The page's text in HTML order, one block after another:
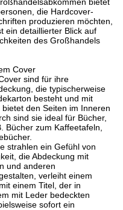
die Hardcover-
produzieren möchten,
ein detaillierter Blick auf
des Großhandels
Cover
sind für ihre
die typischerweise
besteht und mit
den Seiten im Inneren
sind sie ideal für Bücher,
Bücher zum Kaffeetafeln,
strahlen ein Gefühl von
die Abdeckung mit
und anderen
verleiht einem
einem Titel, der in
mit Leder bedeckten
sofort ein